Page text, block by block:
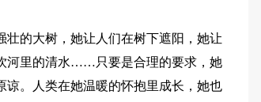
的大树，她让人们在树下遮阳，她让
河里的清水……只要是合理的要求，她
。人类在她温暖的怀抱里成长，她也